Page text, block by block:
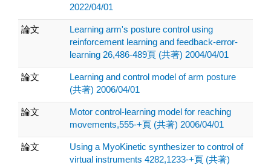
2022/04/01
論文
Learning arm's posture control using
reinforcement learning and feedback-error-
learning 26,486-489頁 (共著) 2004/04/01
論文
Learning and control model of arm posture
(共著) 2006/04/01
論文
Motor control-learning model for reaching
movements,555-+頁 (共著) 2006/04/01
論文
Using a MyoKinetic synthesizer to control of
virtual instruments 4282,1233-+頁 (共著)